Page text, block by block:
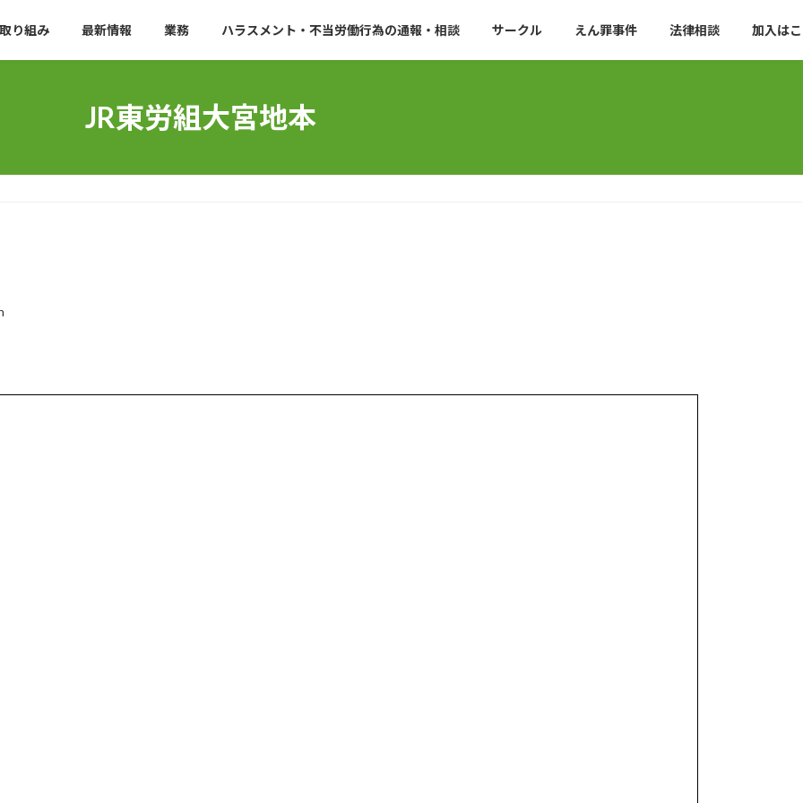
取り組み 最新情報 業務 ハラスメント・不当労働行為の通報・相談 サークル えん罪事件 法律相談 加入は
JR東労組大宮地本